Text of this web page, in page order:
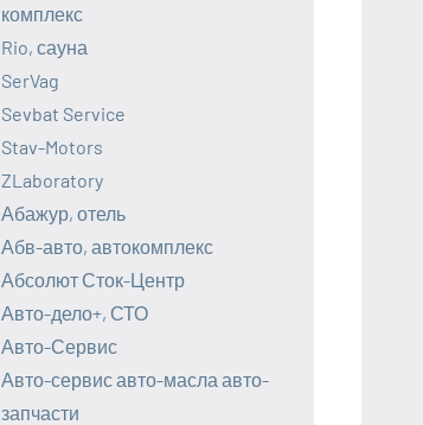
комплекс
Rio, сауна
SerVag
Sevbat Service
Stav-Motors
ZLaboratory
Абажур, отель
Абв-авто, автокомплекс
Абсолют Сток-Центр
Авто-дело+, СТО
Авто-Сервис
Авто-сервис авто-масла авто-
запчасти